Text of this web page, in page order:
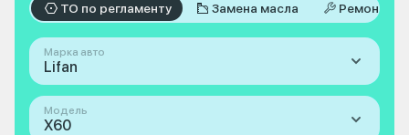
ТО по регламенту Замена масла Ремонт
Марка авто
Lifan
Модель
X60